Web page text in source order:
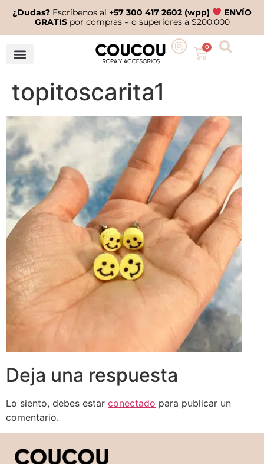
¿Dudas? Escríbenos al+57 300 417 2602 (wpp)
ENVÍO
GRATISpor compras = o superiores a $200.000
0
topitoscarita1
Deja una respuesta
Lo siento, debes estar conectado para publicar un
comentario.